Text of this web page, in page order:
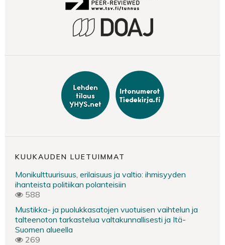
KUUKAUDEN LUETUIMMAT
Monikulttuurisuus, erilaisuus ja valtio: ihmisyyden
ihanteista politiikan polanteisiin
588
Mustikka- ja puolukkasatojen vuotuisen vaihtelun ja
talteenoton tarkastelua valtakunnallisesti ja Itä-
Suomen alueella
269